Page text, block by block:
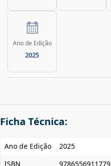
Ano de Edição
2025
Ficha Técnica:
Ano de Edição
2025
ISBN
9786556911779